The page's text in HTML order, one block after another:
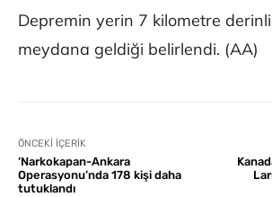
Depremin yerin 7 kilometre
meydana geldiği belirlendi. (AA)
ÖNCEKI İÇERIK
‘Narkokapan-Ankara
Operasyonu’nda 178 kişi daha
tutuklandı